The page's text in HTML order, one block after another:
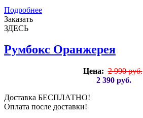
Подробнее
Заказать
ЗДЕСЬ
Румбокс Оранжерея
Цена: 2 990 руб.
2 390 руб.
Доставка БЕСПЛАТНО!
Оплата после доставки!